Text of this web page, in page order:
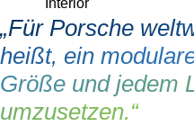
„Für Porsche
heißt, ein
Größe und jedem
umzusetzen.“